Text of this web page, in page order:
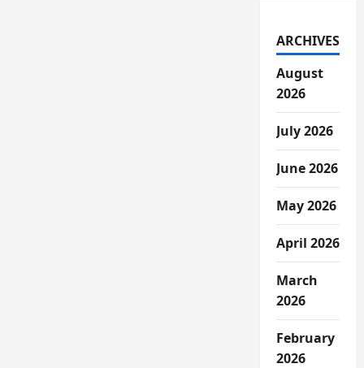
ARCHIVES
August
2026
July 2026
June 2026
May 2026
April 2026
March
2026
February
2026